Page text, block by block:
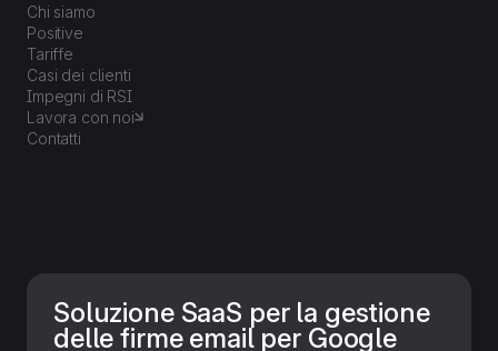
Chi siamo
Positive
Tariffe
Casi dei clienti
Impegni di RSI
Lavora con noi
Contatti
Soluzione SaaS per la gestione
delle firme email per Google